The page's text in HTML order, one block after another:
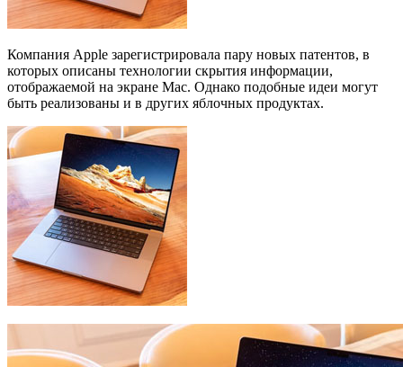
Компания Apple зарегистрировала пару новых патентов, в
которых описаны технологии скрытия информации,
отображаемой на экране Maс. Однако подобные идеи могут
быть реализованы и в других яблочных продуктах.